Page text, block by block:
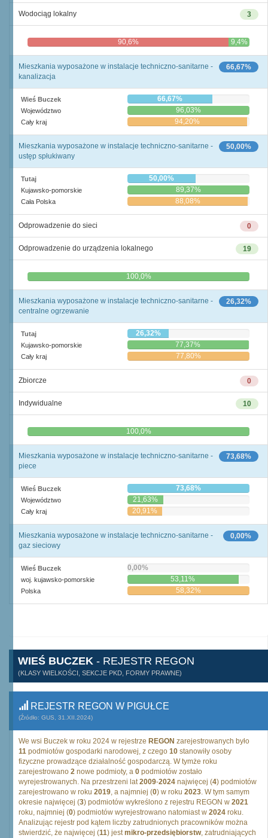
3
Wodociąg lokalny
90,6% 9,4%
66,67%
Mieszkania wyposażone w instalacje techniczno-sanitarne -
kanalizacja
Wieś Buczek 66,67%
Województwo 96,03%
Cały kraj 94,20%
50,00%
Mieszkania wyposażone w instalacje techniczno-sanitarne -
ustęp spłukiwany
Tutaj 50,00%
Kujawsko-pomorskie 89,37%
Cała Polska 88,08%
0
Odprowadzenie do sieci
19
Odprowadzenie do urządzenia lokalnego
0,0% 100,0%
26,32%
Mieszkania wyposażone w instalacje techniczno-sanitarne -
centralne ogrzewanie
Tutaj 26,32%
Kujawsko-pomorskie 77,37%
Cały kraj 77,80%
0
Zbiorcze
10
Indywidualne
0,0% 100,0%
73,68%
Mieszkania wyposażone w instalacje techniczno-sanitarne -
piece
Wieś Buczek 73,68%
Województwo 21,63%
Cały kraj 20,91%
0,00%
Mieszkania wyposażone w instalacje techniczno-sanitarne -
gaz sieciowy
Wieś Buczek 0,00%
woj. kujawsko-pomorskie 53,11%
Polska 58,32%
WIEŚ BUCZEK - REJESTR REGON
(KLASY WIELKOŚCI, SEKCJE PKD, FORMY PRAWNE)
REJESTR REGON W PIGUŁCE
(Źródło: GUS, 31.XII.2024)
We wsi Buczek w roku 2024 w rejestrze REGON zarejestrowanych było
11 podmiotów gospodarki narodowej, z czego 10 stanowiły osoby
fizyczne prowadzące działalność gospodarczą. W tymże roku
zarejestrowano 2 nowe podmioty, a 0 podmiotów zostało
wyrejestrowanych. Na przestrzeni lat2009-2024 najwięcej (4) podmiotów
zarejestrowano w roku 2019, a najmniej (0) w roku 2023. W tym samym
okresie najwięcej (3) podmiotów wykreślono z rejestru REGON w 2021
roku, najmniej (0) podmiotów wyrejestrowano natomiast w 2024 roku.
Analizując rejestr pod kątem liczby zatrudnionych pracowników można
stwierdzić, że najwięcej (11) jestmikro-przedsiębiorstw, zatrudniających